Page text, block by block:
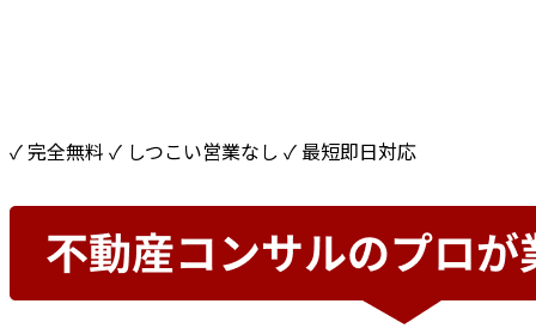
✓ 完全無料 ✓ しつこい営業なし ✓ 最短即日対応